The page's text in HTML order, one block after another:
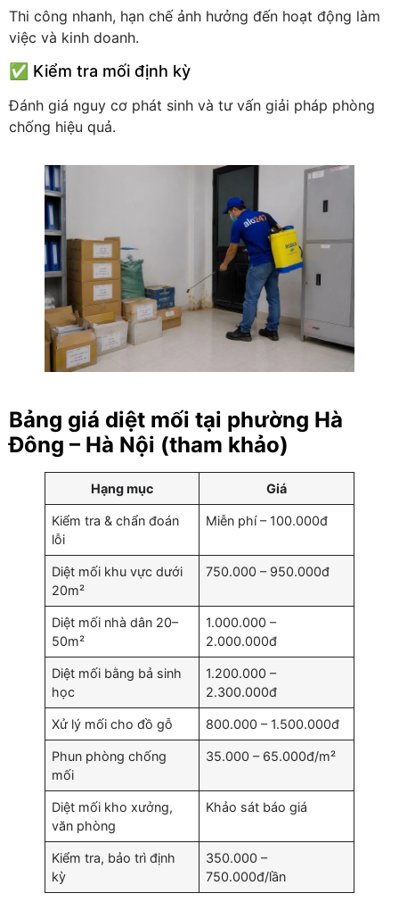
Thi công nhanh, hạn chế ảnh hưởng đến hoạt động làm
việc và kinh doanh.
✅ Kiểm tra mối định kỳ
Đánh giá nguy cơ phát sinh và tư vấn giải pháp phòng
chống hiệu quả.
Bảng giá diệt mối tại phường Hà
Đông – Hà Nội (tham khảo)
Hạng mục Giá
Kiểm tra & chẩn đoán
lỗi
Miễn phí – 100.000đ
Diệt mối khu vực dưới
20m²
750.000 – 950.000đ
Diệt mối nhà dân 20–
50m²
1.000.000 –
2.000.000đ
Diệt mối bằng bả sinh
học
1.200.000 –
2.300.000đ
Xử lý mối cho đồ gỗ 800.000 – 1.500.000đ
Phun phòng chống
mối
35.000 – 65.000đ/m²
Diệt mối kho xưởng,
văn phòng
Khảo sát báo giá
Kiểm tra, bảo trì định
kỳ
350.000 –
750.000đ/lần